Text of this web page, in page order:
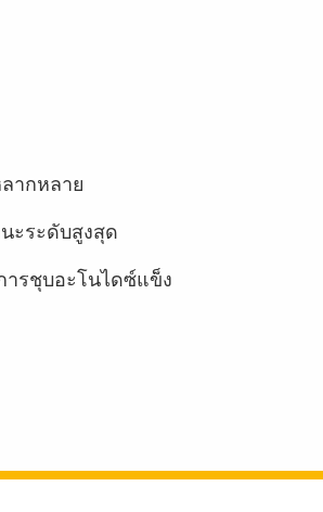
ากหลาย
ะระดับสูงสุด
รชุบอะโนไดซ์แข็ง